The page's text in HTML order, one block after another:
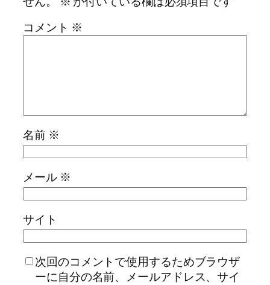
コメント ※
名前 ※
メール ※
サイト
次回のコメントで使用するためブラウザ
ーに自分の名前、メールアドレス、サイ